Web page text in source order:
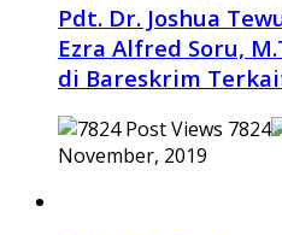
Pdt. Dr. Joshua
Ezra Alfred Soru,
di Bareskrim
7824
November, 2019